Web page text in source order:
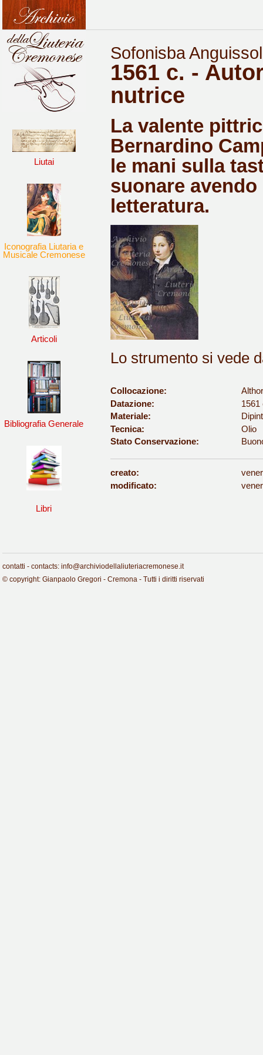
Liutai
Iconografia Liutaria e
Musicale Cremonese
Articoli
Bibliografia Generale
Libri
Sofonisba
1561 c. -
nutrice
La valente
Bernardino
le mani sulla
suonare
letteratura.
Lo strumento si vede
Collocazione:
Datazione:
1561
Materiale:
Tecnica:
Olio
Stato Conservazione:
creato:
modificato:
contatti - contacts: info@archiviodellaliuteriacremonese.it
© copyright: Gianpaolo Gregori - Cremona - Tutti i diritti riservati